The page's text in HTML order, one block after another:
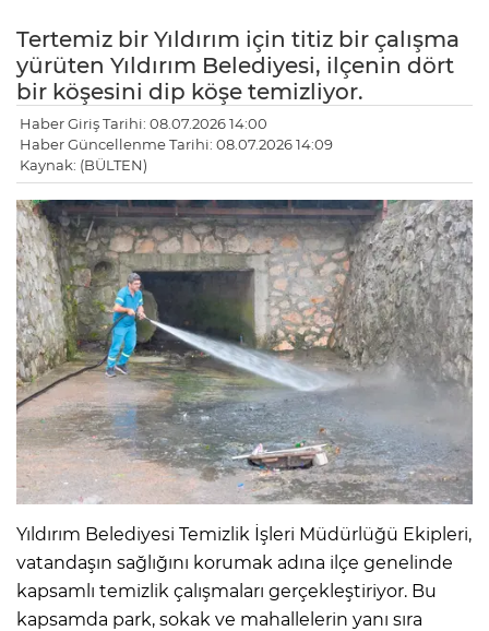
Tertemiz bir Yıldırım için titiz bir çalışma
yürüten Yıldırım Belediyesi, ilçenin dört
bir köşesini dip köşe temizliyor.
Haber Giriş Tarihi: 08.07.2026 14:00
Haber Güncellenme Tarihi: 08.07.2026 14:09
Kaynak: (BÜLTEN)
Yıldırım Belediyesi Temizlik İşleri Müdürlüğü Ekipleri,
vatandaşın sağlığını korumak adına ilçe genelinde
kapsamlı temizlik çalışmaları gerçekleştiriyor. Bu
kapsamda park, sokak ve mahallelerin yanı sıra